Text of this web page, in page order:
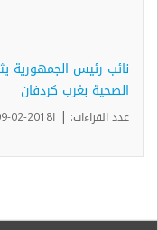
نائب رئيس الجمهورية
الصحية بغرب كردفان
عدد القراءات: | ا2018-02-09 00:00:00